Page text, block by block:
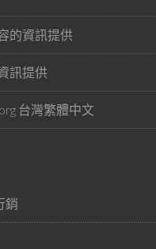
的資訊提供
訊提供
台灣繁體中文
銷